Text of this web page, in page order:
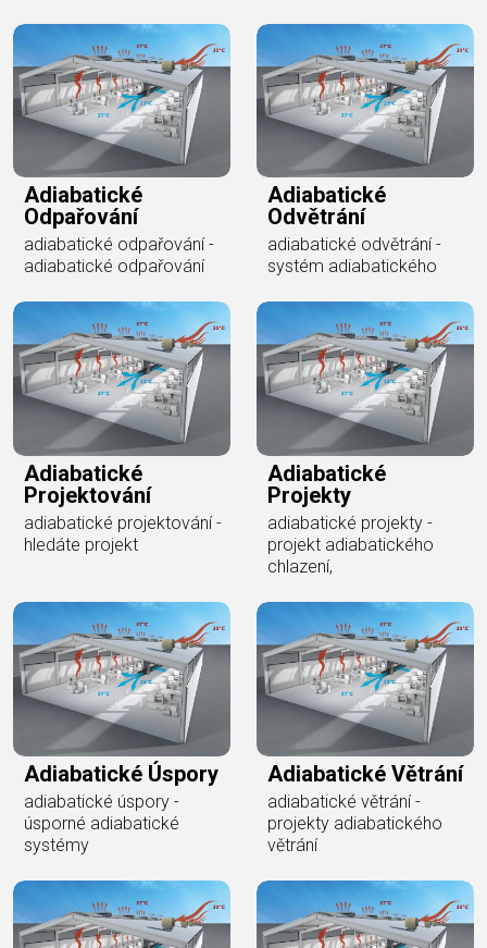
Adiabatické
Odpařování
adiabatické odpařování -
adiabatické odpařování
Adiabatické
Odvětrání
adiabatické odvětrání -
systém adiabatického
Adiabatické
Projektování
adiabatické projektování -
hledáte projekt
Adiabatické
Projekty
adiabatické projekty -
projekt adiabatického
chlazení,
Adiabatické Úspory
adiabatické úspory -
úsporné adiabatické
systémy
Adiabatické Větrání
adiabatické větrání -
projekty adiabatického
větrání